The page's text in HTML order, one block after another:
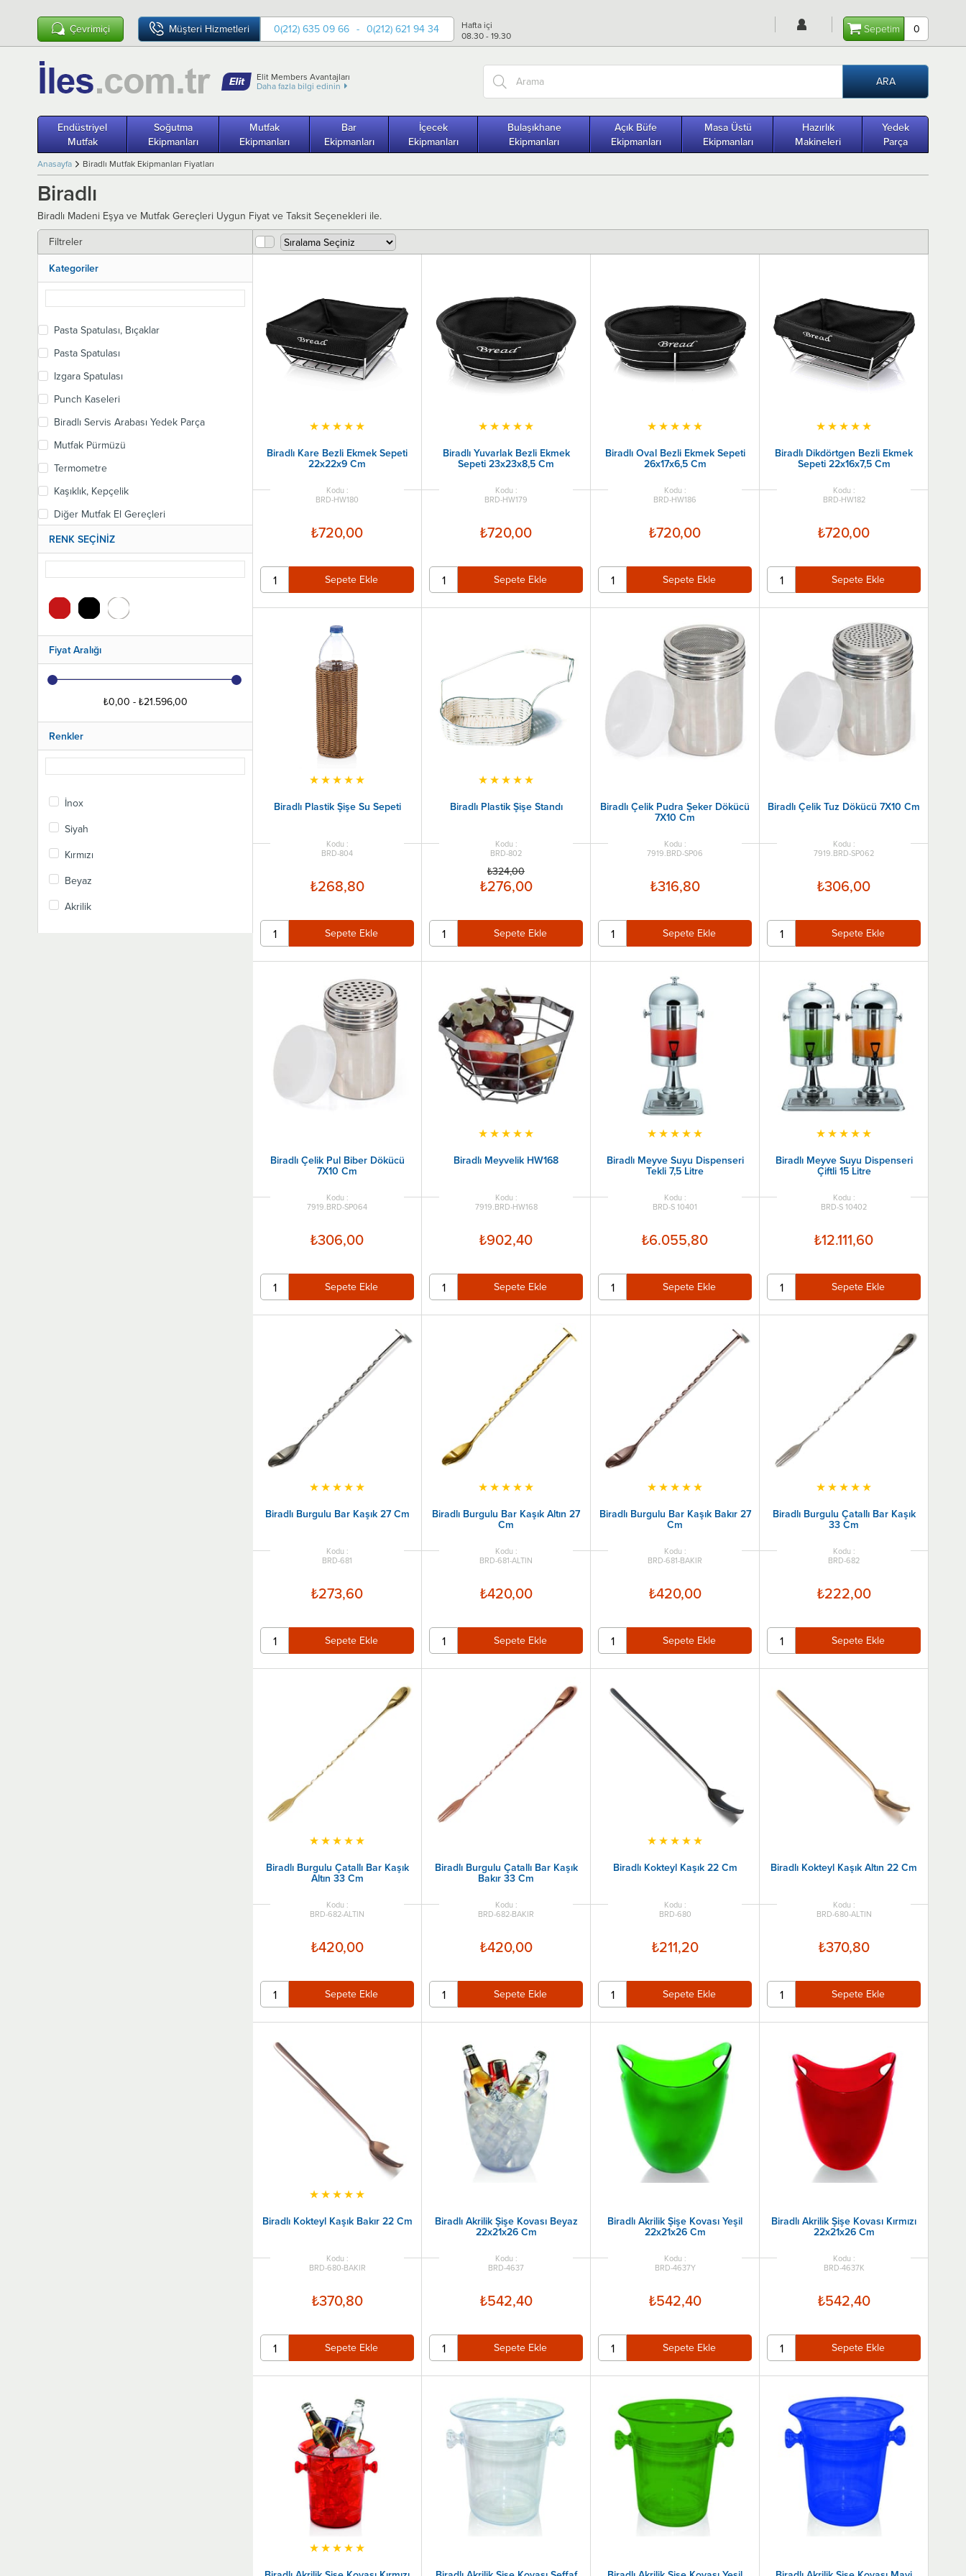
Çevrimiçi Müşteri Hizmetleri 0(212) 635 09 66 - 0(212) 621 94 34
Hafta içi
08.30 - 19.30
Sepetim 0
Elit Members Avantajları
Daha fazla bilgi edinin
Endüstriyel
Mutfak
Soğutma
Ekipmanları
Mutfak
Ekipmanları
Bar
Ekipmanları
İçecek
Ekipmanları
Bulaşıkhane
Ekipmanları
Açık Büfe
Ekipmanları
Masa Üstü
Ekipmanları
Hazırlık
Makineleri
Yedek
Parça
Anasayfa Biradlı Mutfak Ekipmanları Fiyatları
Biradlı
Biradlı Madeni Eşya ve Mutfak Gereçleri Uygun Fiyat ve Taksit Seçenekleri ile.
Filtreler
Kategoriler
Pasta Spatulası, Bıçaklar
Pasta Spatulası
Izgara Spatulası
Punch Kaseleri
Biradlı Servis Arabası Yedek Parça
Mutfak Pürmüzü
Termometre
Kaşıklık, Kepçelik
Diğer Mutfak El Gereçleri
Profesyonel Mutfak Bıçakları
Taşıma ve İstif Arabaları
Ahşap Sunum Ürünleri
Erişte Makarna Makineleri
RENK SEÇİNİZ
Fiyat Aralığı
₺0,00 - ₺21.596,00
Renkler
İnox
Siyah
Kırmızı
Beyaz
Akrilik
Biradlı Kare Bezli Ekmek Sepeti
22x22x9 Cm
★★★★★
BRD-HW180
₺720,00
Sepete Ekle
Biradlı Yuvarlak Bezli Ekmek
Sepeti 23x23x8,5 Cm
★★★★★
BRD-HW179
₺720,00
Sepete Ekle
Biradlı Oval Bezli Ekmek Sepeti
26x17x6,5 Cm
★★★★★
BRD-HW186
₺720,00
Sepete Ekle
Biradlı Dikdörtgen Bezli Ekmek
Sepeti 22x16x7,5 Cm
★★★★★
BRD-HW182
₺720,00
Sepete Ekle
Biradlı Plastik Şişe Su Sepeti
★★★★★
BRD-804
₺268,80
Sepete Ekle
Biradlı Plastik Şişe Standı
★★★★★
BRD-802
₺276,00
₺324,00
Sepete Ekle
Biradlı Çelik Pudra Şeker Dökücü
7X10 Cm
7919.BRD-SP06
₺316,80
Sepete Ekle
Biradlı Çelik Tuz Dökücü 7X10 Cm
7919.BRD-SP062
₺306,00
Sepete Ekle
Biradlı Çelik Pul Biber Dökücü
7X10 Cm
7919.BRD-SP064
₺306,00
Sepete Ekle
Biradlı Meyvelik HW168
★★★★★
7919.BRD-HW168
₺902,40
Sepete Ekle
Biradlı Meyve Suyu Dispenseri
Tekli 7,5 Litre
★★★★★
BRD-S 10401
₺6.055,80
Sepete Ekle
Biradlı Meyve Suyu Dispenseri
Çiftli 15 Litre
★★★★★
BRD-S 10402
₺12.111,60
Sepete Ekle
Biradlı Burgulu Bar Kaşık 27 Cm
★★★★★
BRD-681
₺273,60
Sepete Ekle
Biradlı Burgulu Bar Kaşık Altın 27
Cm
★★★★★
BRD-681-ALTIN
₺420,00
Sepete Ekle
Biradlı Burgulu Bar Kaşık Bakır 27
Cm
★★★★★
BRD-681-BAKIR
₺420,00
Sepete Ekle
Biradlı Burgulu Çatallı Bar Kaşık
33 Cm
★★★★★
BRD-682
₺222,00
Sepete Ekle
Biradlı Burgulu Çatallı Bar Kaşık
Altın 33 Cm
★★★★★
BRD-682-ALTIN
₺420,00
Sepete Ekle
Biradlı Burgulu Çatallı Bar Kaşık
Bakır 33 Cm
BRD-682-BAKIR
₺420,00
Sepete Ekle
Biradlı Kokteyl Kaşık 22 Cm
★★★★★
BRD-680
₺211,20
Sepete Ekle
Biradlı Kokteyl Kaşık Altın 22 Cm
BRD-680-ALTIN
₺370,80
Sepete Ekle
Biradlı Kokteyl Kaşık Bakır 22 Cm
★★★★★
BRD-680-BAKIR
₺370,80
Sepete Ekle
Biradlı Akrilik Şişe Kovası Beyaz
22x21x26 Cm
BRD-4637
₺542,40
Sepete Ekle
Biradlı Akrilik Şişe Kovası Yeşil
22x21x26 Cm
BRD-4637Y
₺542,40
Sepete Ekle
Biradlı Akrilik Şişe Kovası Kırmızı
22x21x26 Cm
BRD-4637K
₺542,40
Sepete Ekle
★★★★★